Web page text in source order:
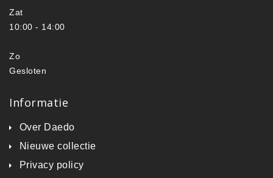
Zat
10:00 - 14:00
Zo
Gesloten
Informatie
Over Daedo
Nieuwe collectie
Privacy policy